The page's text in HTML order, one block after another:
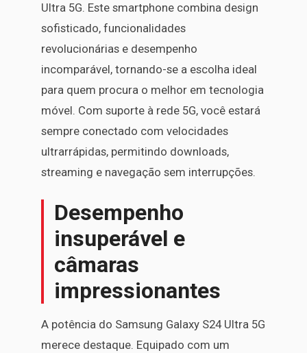
Ultra 5G. Este smartphone combina design
sofisticado, funcionalidades
revolucionárias e desempenho
incomparável, tornando-se a escolha ideal
para quem procura o melhor em tecnologia
móvel. Com suporte à rede 5G, você estará
sempre conectado com velocidades
ultrarrápidas, permitindo downloads,
streaming e navegação sem interrupções.
Desempenho
insuperável e
câmaras
impressionantes
A potência do Samsung Galaxy S24 Ultra 5G
merece destaque. Equipado com um